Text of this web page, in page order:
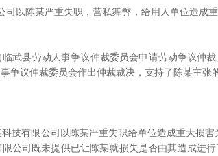
陈某严重失职，营私舞弊，给用人单位造成
县劳动人事争议仲裁委员会申请劳动争议仲
争议仲裁委员会作出仲裁裁决，支持了陈某主
有限公司以陈某严重失职给单位造成重大损害
公司既未提供已让陈某就损失是否由其造成进